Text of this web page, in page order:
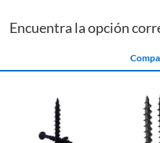
Encuentra la opción